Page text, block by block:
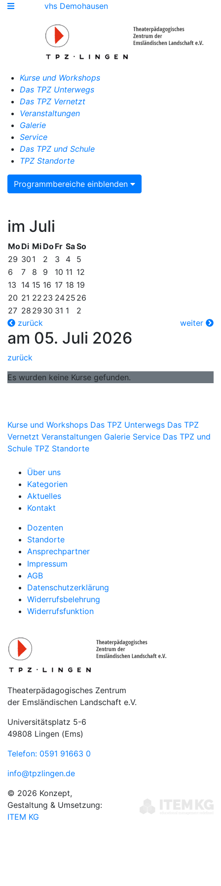
vhs Demohausen
Kurse und Workshops
Das TPZ Unterwegs
Das TPZ Vernetzt
Veranstaltungen
Galerie
Service
Das TPZ und Schule
TPZ Standorte
Programmbereiche einblenden
im Juli
MoDi Mi DoFr SaSo
29 30 1 2 3 4
5
6
7 8 9 10 11 12
13 14 15 16 17 18 19
20 21 22 23 2425 26
27 28 29 30 31 1
2
zurück
weiter
am 05. Juli 2026
zurück
Es wurden keine Kurse gefunden.
Kurse und Workshops Das TPZ Unterwegs Das TPZ
Vernetzt Veranstaltungen Galerie Service Das TPZ und
Schule TPZ Standorte
Über uns
Kategorien
Aktuelles
Kontakt
Dozenten
Standorte
Ansprechpartner
Impressum
AGB
Datenschutzerklärung
Widerrufsbelehrung
Widerrufsfunktion
Theaterpädagogisches Zentrum
der Emsländischen Landschaft e.V.
Universitätsplatz 5-6
49808 Lingen (Ems)
Telefon: 0591 91663 0
info@tpzlingen.de
© 2026 Konzept,
Gestaltung & Umsetzung:
ITEM KG